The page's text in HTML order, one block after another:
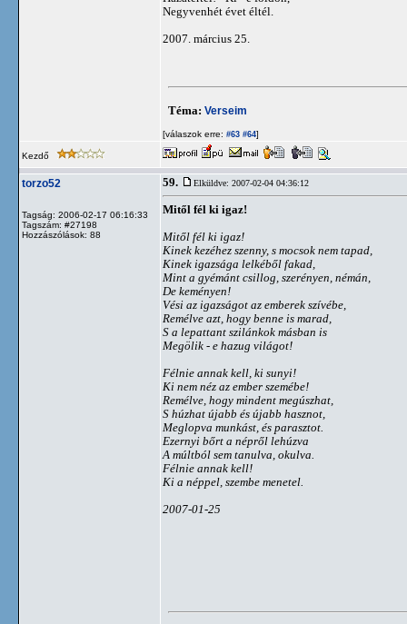
Negyvenhét évet éltél.
2007. március 25.
Téma: Verseim
[válaszok erre: #63 #64]
Kezdő
torzo52
Tagság: 2006-02-17 06:16:33
Tagszám: #27198
Hozzászólások: 88
59. Elküldve: 2007-02-04 04:36:12
Mitől fél ki igaz!
Mitől fél ki igaz!
Kinek kezéhez szenny, s mocsok nem tapad,
Kinek igazsága lelkéből fakad,
Mint a gyémánt csillog, szerényen, némán,
De keményen!
Vési az igazságot az emberek szívébe,
Remélve azt, hogy benne is marad,
S a lepattant szilánkok másban is
Megölik - e hazug világot!
Félnie annak kell, ki sunyi!
Ki nem néz az ember szemébe!
Remélve, hogy mindent megúszhat,
S húzhat újabb és újabb hasznot,
Meglopva munkást, és parasztot.
Ezernyi bőrt a népről lehúzva
A múltból sem tanulva, okulva.
Félnie annak kell!
Ki a néppel, szembe menetel.
2007-01-25